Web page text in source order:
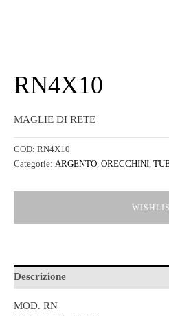
RN4X10
MAGLIE DI RETE
COD: RN4X10
Categorie: ARGENTO, ORECCHINI,
Descrizione
MOD. RN